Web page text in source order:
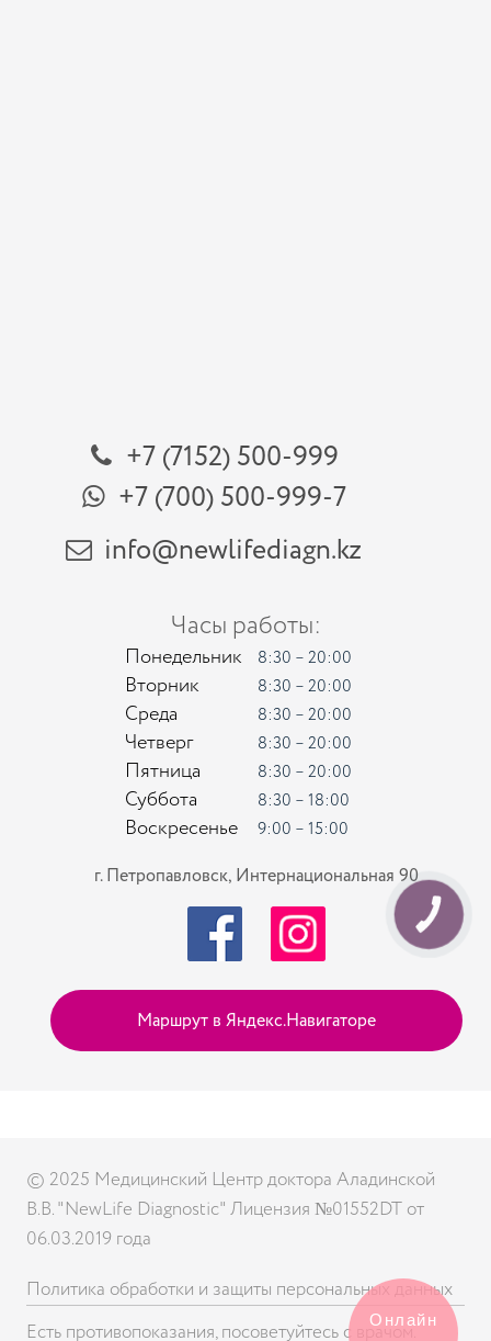
+7 (7152) 500-999
+7 (700) 500-999-7
info@newlifediagn.kz
Часы работы:
Понедельник 8:30 – 20:00
Вторник 8:30 – 20:00
Среда 8:30 – 20:00
Четверг 8:30 – 20:00
Пятница 8:30 – 20:00
Суббота 8:30 – 18:00
Воскресенье 9:00 – 15:00
г. Петропавловск, Интернациональная 90
Маршрут в Яндекс.Навигаторе
© 2025 Медицинский Центр доктора Аладинской
В.В. "NewLife Diagnostic" Лицензия №01552DT от
06.03.2019 года
Политика обработки и защиты персональных данных
Есть противопоказания, посоветуйтесь с врачом.
Онлайн
КНОПКА
СВЯЗИ